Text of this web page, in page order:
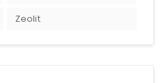
Zeolit